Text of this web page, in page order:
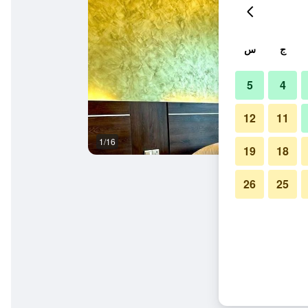
1/16
ج س
4
5
11
12
18
19
25
26